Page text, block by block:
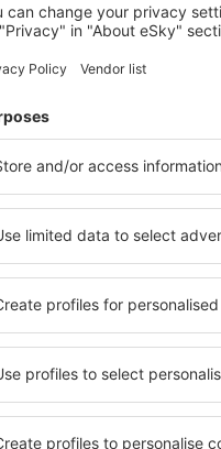
NEPTUNE CITY
Residence
Gateway
747€
Neptune City, 08
Vedi